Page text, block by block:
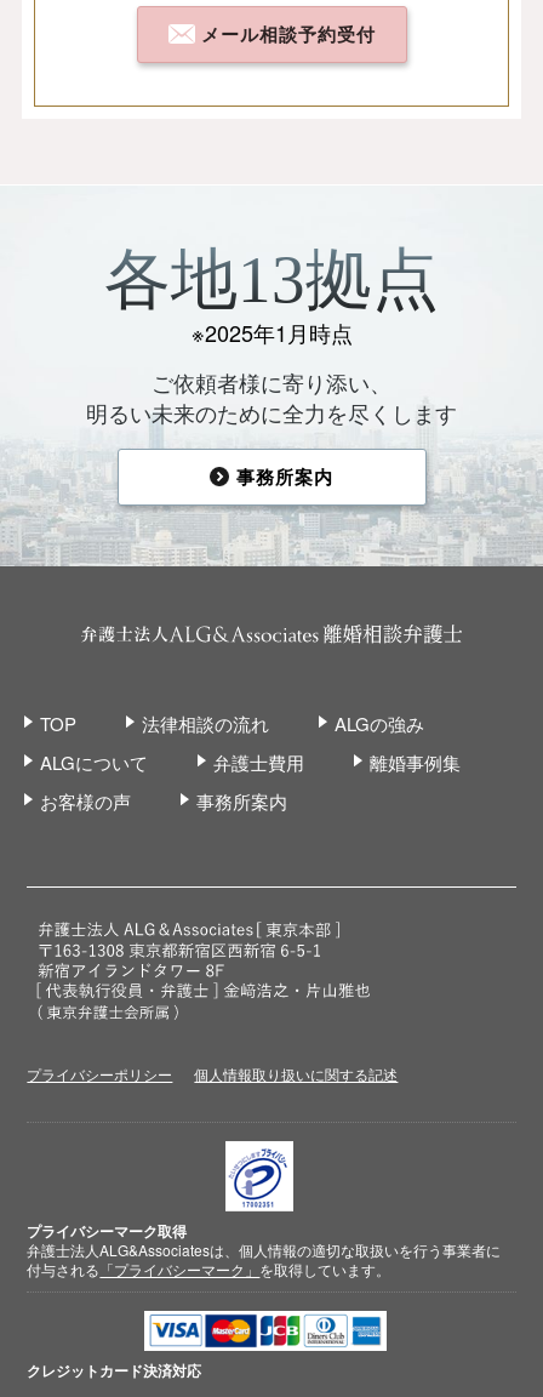
メール相談予約受付
各地13拠点
※2025年1月時点
ご依頼者様に寄り添い、
明るい未来のために全力を尽くします
事務所案内
TOP 法律相談の流れ
ALGの強み
ALGについて
弁護士費用
離婚事例集
お客様の声
事務所案内
プライバシーポリシー 個人情報取り扱いに関する記述
プライバシーマーク取得
弁護士法人ALG&Associatesは、個人情報の適切な取扱いを行う事業者に
付与される 「プライバシーマーク」 を取得しています。
クレジットカード決済対応